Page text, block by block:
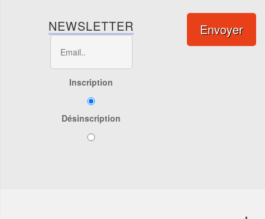
NEWSLETTER
Inscription
Désinscription
Envoyer